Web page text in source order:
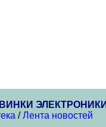
/Лента новостей